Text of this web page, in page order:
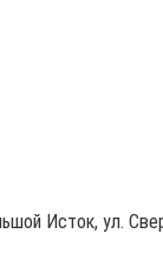
Исток, ул.